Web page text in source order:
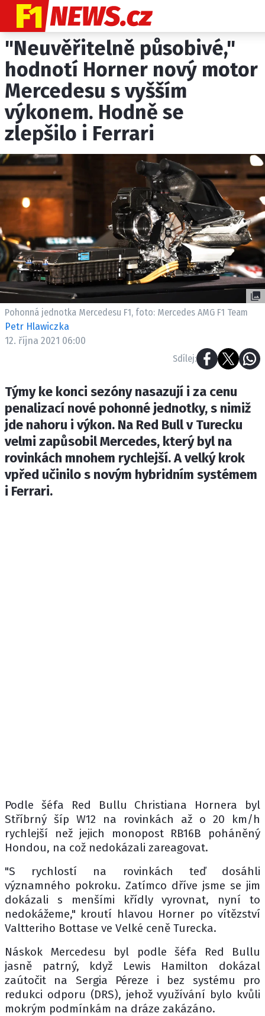
NOVINKY
GRAND PRIX
PADDOCK LINE
TECHNIKA
HISTORIE GP
PROFILY JEZDCŮ
PROFILY TÝMŮ
ROZHOVORY
OSTATNÍ
SLEDUJTE NÁS NA|
ETICKÝ KODEX
KONTAKT
VYDAVATEL
Provozovatelem serveru F1NEWS.cz je
INCORP MEDIA GROUP s.r.o., IČ: 118 23 054
"Neuvěřitelně působivé,"
hodnotí Horner nový motor
Mercedesu s vyšším
výkonem. Hodně se
zlepšilo i Ferrari
Pohonná jednotka Mercedesu F1, foto: Mercedes AMG F1 Team
Petr Hlawiczka
12. října 2021 06:00
Sdílej:
Týmy ke konci sezóny nasazují i za cenu
penalizací nové pohonné jednotky, s nimiž
jde nahoru i výkon. Na Red Bull v Turecku
velmi zapůsobil Mercedes, který byl na
rovinkách mnohem rychlejší. A velký krok
vpřed učinilo s novým hybridním systémem
i Ferrari.
Podle šéfa Red Bullu Christiana Hornera byl
Stříbrný šíp W12 na rovinkách až o 20 km/h
rychlejší než jejich monopost RB16B poháněný
Hondou, na což nedokázali zareagovat.
"S rychlostí na rovinkách teď dosáhli
významného pokroku. Zatímco dříve jsme se jim
dokázali s menšími křídly vyrovnat, nyní to
nedokážeme," kroutí hlavou Horner po vítězství
Valtteriho Bottase ve Velké ceně Turecka.
Náskok Mercedesu byl podle šéfa Red Bullu
jasně patrný, když Lewis Hamilton dokázal
zaútočit na Sergia Péreze i bez systému pro
redukci odporu (DRS), jehož využívání bylo kvůli
mokrým podmínkám na dráze zakázáno.